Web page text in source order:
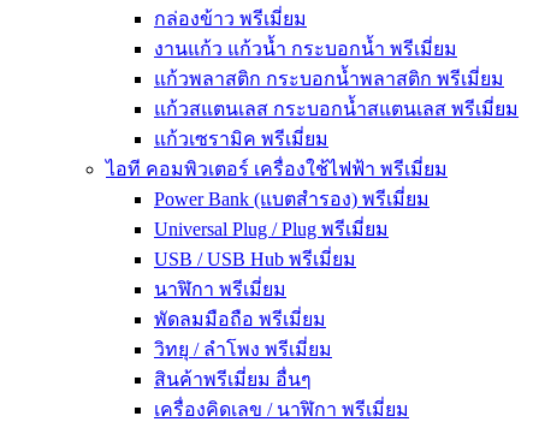
กล่องข้าว พรีเมี่ยม
งานแก้ว แก้วน้ำ กระบอกน้ำ พรีเมี่ยม
แก้วพลาสติก กระบอกน้ำพลาสติก พรีเมี่ยม
แก้วสแตนเลส กระบอกน้ำสแตนเลส พรีเมี่ยม
แก้วเซรามิค พรีเมี่ยม
ไอที คอมพิวเตอร์ เครื่องใช้ไฟฟ้า พรีเมี่ยม
Power Bank (แบตสำรอง) พรีเมี่ยม
Universal Plug / Plug พรีเมี่ยม
USB / USB Hub พรีเมี่ยม
นาฬิกา พรีเมี่ยม
พัดลมมือถือ พรีเมี่ยม
วิทยุ / ลำโพง พรีเมี่ยม
สินค้าพรีเมี่ยม อื่นๆ
เครื่องคิดเลข / นาฬิกา พรีเมี่ยม